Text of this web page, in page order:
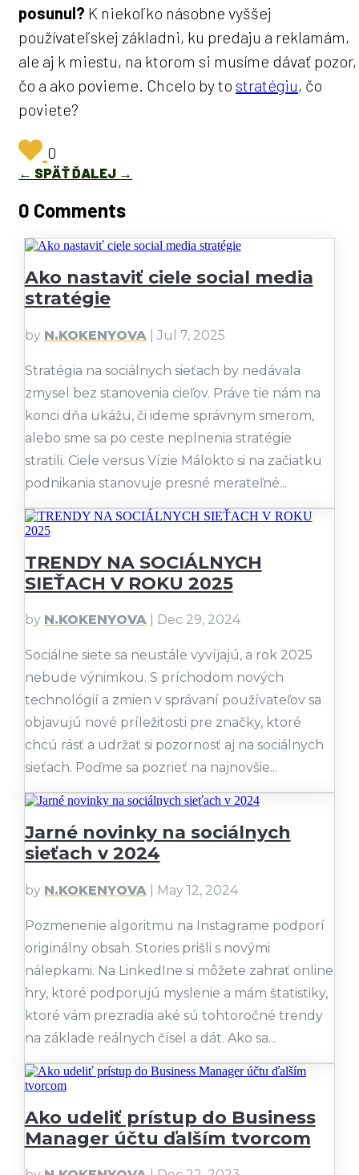
posunul? K niekoľko násobne vyššej
používateľskej základni, ku predaju a reklamám,
ale aj k miestu, na ktorom si musíme dávať pozor,
čo a ako povieme. Chcelo by to stratégiu, čo
poviete?
0
← SPÄŤĎALEJ →
0 Comments
Ako nastaviť ciele social media
stratégie
by N.KOKENYOVA Jul 7, 2025
Stratégia na sociálnych sieťach by nedávala
zmysel bez stanovenia cieľov. Práve tie nám na
konci dňa ukážu, či ideme správnym smerom,
alebo sme sa po ceste neplnenia stratégie
stratili. Ciele versus Vízie Málokto si na začiatku
podnikania stanovuje presné merateľné...
TRENDY NA SOCIÁLNYCH
SIEŤACH V ROKU 2025
by N.KOKENYOVA| Dec 29, 2024
Sociálne siete sa neustále vyvíjajú, a rok 2025
nebude výnimkou. S príchodom nových
technológií a zmien v správaní používateľov sa
objavujú nové príležitosti pre značky, ktoré
chcú rásť a udržať si pozornosť aj na sociálnych
sieťach. Poďme sa pozrieť na najnovšie...
Jarné novinky na sociálnych
sieťach v 2024
by N.KOKENYOVA May 12, 2024
Pozmenenie algoritmu na Instagrame podporí
originálny obsah. Stories prišli s novými
nálepkami. Na LinkedIne si môžete zahrať online
hry, ktoré podporujú myslenie a mám štatistiky,
ktoré vám prezradia aké sú tohtoročné trendy
na základe reálnych čísel a dát. Ako sa...
Ako udeliť prístup do Business
Manager účtu ďalším tvorcom